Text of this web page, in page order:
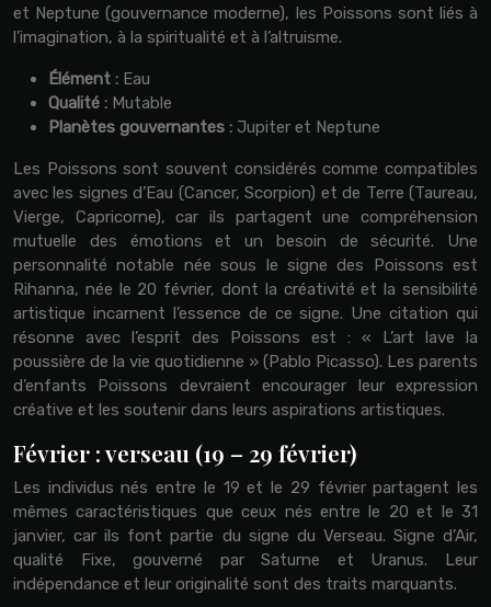
et Neptune (gouvernance moderne), les Poissons sont liés à
l’imagination, à la spiritualité et à l’altruisme.
Élément : Eau
Qualité : Mutable
Planètes gouvernantes : Jupiter et Neptune
Les Poissons sont souvent considérés comme compatibles
avec les signes d’Eau (Cancer, Scorpion) et de Terre (Taureau,
Vierge, Capricorne), car ils partagent une compréhension
mutuelle des émotions et un besoin de sécurité. Une
personnalité notable née sous le signe des Poissons est
Rihanna, née le 20 février, dont la créativité et la sensibilité
artistique incarnent l’essence de ce signe. Une citation qui
résonne avec l’esprit des Poissons est : « L’art lave la
poussière de la vie quotidienne » (Pablo Picasso). Les parents
d’enfants Poissons devraient encourager leur expression
créative et les soutenir dans leurs aspirations artistiques.
Février : verseau (19 – 29 février)
Les individus nés entre le 19 et le 29 février partagent les
mêmes caractéristiques que ceux nés entre le 20 et le 31
janvier, car ils font partie du signe du Verseau. Signe d’Air,
qualité Fixe, gouverné par Saturne et Uranus. Leur
indépendance et leur originalité sont des traits marquants.